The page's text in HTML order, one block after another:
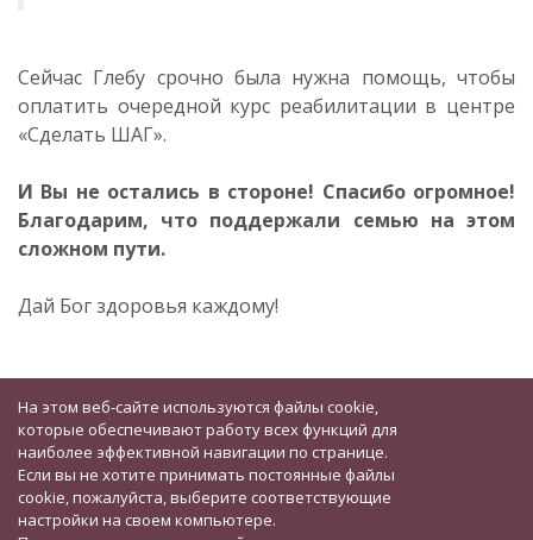
Сейчас Глебу срочно была нужна помощь, чтобы
оплатить очередной курс реабилитации в центре
«Сделать ШАГ».
И Вы не остались в стороне! Спасибо огромное!
Благодарим, что поддержали семью на этом
сложном пути.
Дай Бог здоровья каждому!
На этом веб-сайте используются файлы cookie,
которые обеспечивают работу всех функций для
наиболее эффективной навигации по странице.
Если вы не хотите принимать постоянные файлы
cookie, пожалуйста, выберите соответствующие
настройки на своем компьютере.